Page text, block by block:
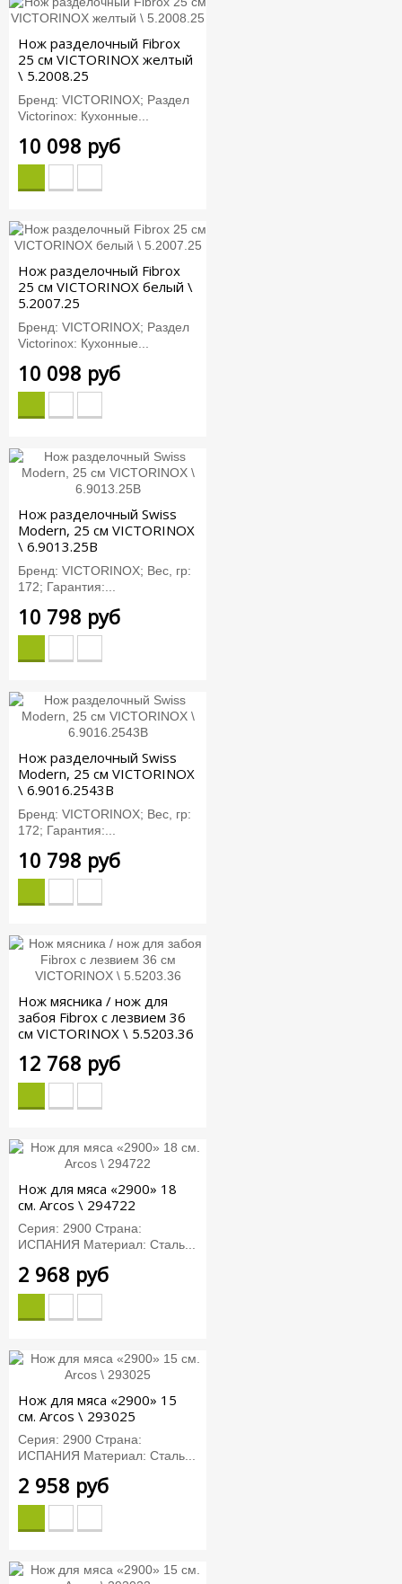
Нож разделочный Fibrox
25 см VICTORINOX желтый
\ 5.2008.25
Бренд: VICTORINOX; Раздел
Victorinox: Кухонные...
10 098 руб
Нож разделочный Fibrox
25 см VICTORINOX белый \
5.2007.25
Бренд: VICTORINOX; Раздел
Victorinox: Кухонные...
10 098 руб
Нож разделочный Swiss
Modern, 25 см VICTORINOX
\ 6.9013.25B
Бренд: VICTORINOX; Вес, гр:
172; Гарантия:...
10 798 руб
Нож разделочный Swiss
Modern, 25 см VICTORINOX
\ 6.9016.2543B
Бренд: VICTORINOX; Вес, гр:
172; Гарантия:...
10 798 руб
Нож мясника / нож для
забоя Fibrox с лезвием 36
см VICTORINOX \ 5.5203.36
12 768 руб
Нож для мяса «2900» 18
см. Arcos \ 294722
Серия: 2900 Страна:
ИСПАНИЯ Материал: Сталь...
2 968 руб
Нож для мяса «2900» 15
см. Arcos \ 293025
Серия: 2900 Страна:
ИСПАНИЯ Материал: Сталь...
2 958 руб